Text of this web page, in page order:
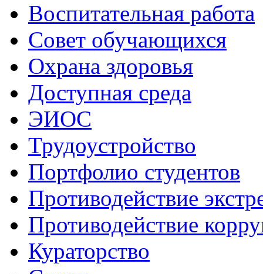
Воспитательная работа
Совет обучающихся
Охрана здоровья
Доступная среда
ЭИОС
Трудоустройство
Портфолио студентов
Противодействие
Противодействие
Кураторство